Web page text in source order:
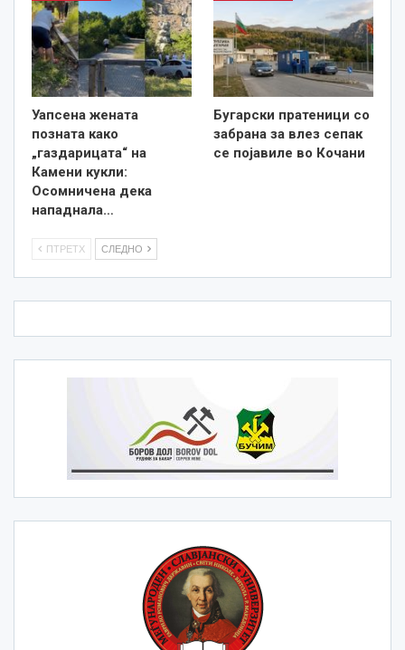
Уапсена жената
позната како
„газдарицата“ на
Камени кукли:
Осомничена дека
нападнала…
Бугарски пратеници со
забрана за влез сепак
се појавиле во Кочани
ПТРЕТХ СЛЕДНО